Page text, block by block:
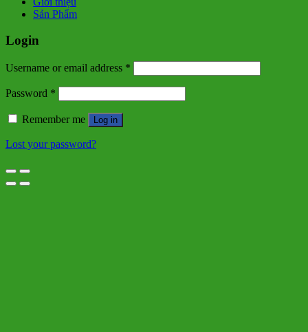
Sản Phẩm
Login
Username or email address *
Password *
Remember me Log in
Lost your password?